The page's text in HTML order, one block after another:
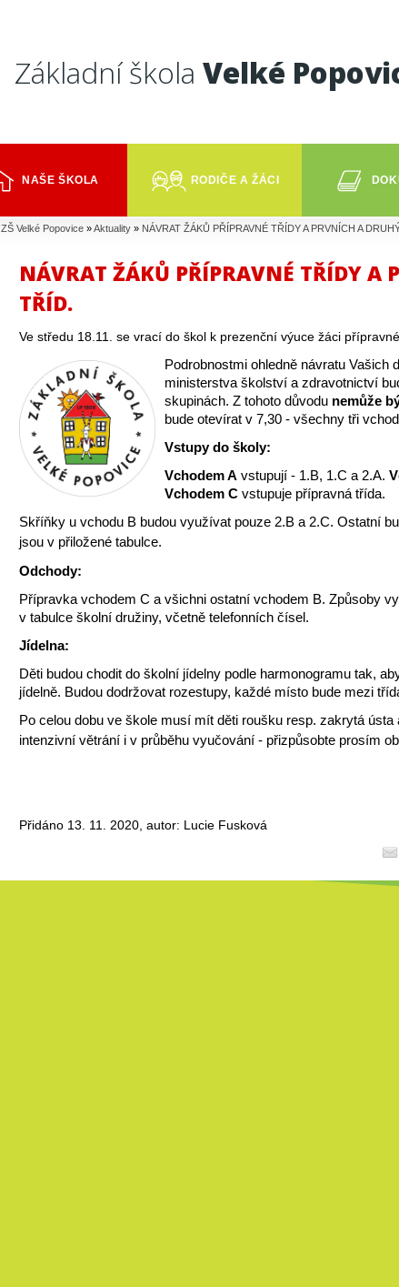
Základní škola Velké
NAŠE ŠKOLA RODIČE A ŽÁCI
ZŠ Velké Popovice »Aktuality » NÁVRAT ŽÁKŮ PŘÍPRAVNÉ TŘÍDY A PRVNÍCH A
NÁVRAT ŽÁKŮ PŘÍPRAVNÉ TŘÍDY A
TŘÍD.
Ve středu 18.11. se vrací do škol k prezenční výuce žáci
Podrobnostmi ohledně návratu
ministerstva školství a zdravotnictví
skupinách. Z tohoto důvodu nemůže
bude otevírat v 7,30 - všechny tři
Vstupy do školy:
Vchodem A vstupují - 1.B, 1.C a 2.A.
Vchodem C vstupuje přípravná třída.
Skříňky u vchodu B budou využívat pouze 2.B a 2.C. Ostatní
jsou v přiložené tabulce.
Odchody:
Přípravka vchodem C a všichni ostatní vchodem B. Způsoby
v tabulce školní družiny, včetně telefonních čísel.
Jídelna:
Děti budou chodit do školní jídelny podle harmonogramu tak,
jídelně. Budou dodržovat rozestupy, každé místo bude mezi
Po celou dobu ve škole musí mít děti roušku resp. zakrytá
intenzivní větrání i v průběhu vyučování - přizpůsobte prosím
Přidáno 13. 11. 2020, autor: Lucie Fusková